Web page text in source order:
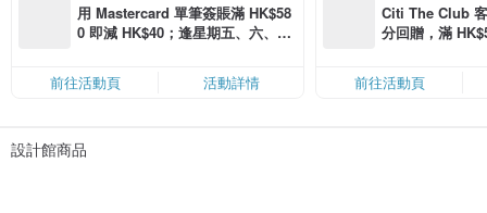
用 Mastercard 單筆簽賬滿 HK$58
0 即減 HK$40；逢星期五、六、日
卡」結帳）
前往活動頁 活動詳情
Citi The Club
分回贈，滿
前往活動頁
設計館商品